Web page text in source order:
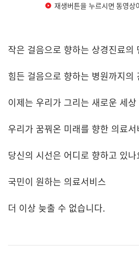
재생버튼을 누르시면 동영상
작은 걸음으로 향하는 상경진료의
힘든 걸음으로 향하는 병원까지의
이제는 우리가 그리는 새로운 세상
우리가 꿈꿔온 미래를 향한 의료
당신의 시선은 어디로 향하고 있나
국민이 원하는 의료서비스
더 이상 늦출 수 없습니다.